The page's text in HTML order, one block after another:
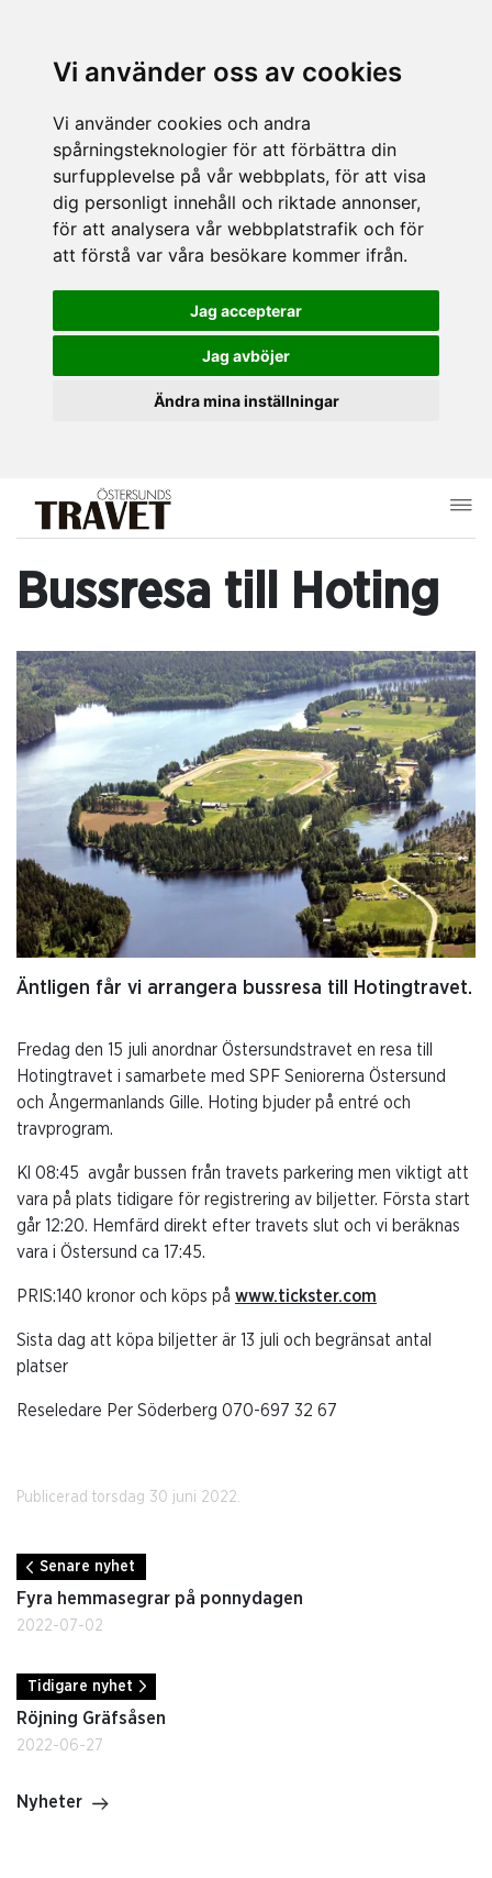
Vi använder oss av cookies
Vi använder cookies och andra
spårningsteknologier för att förbättra din
surfupplevelse på vår webbplats, för att visa
dig personligt innehåll och riktade annonser,
för att analysera vår webbplatstrafik och för
att förstå var våra besökare kommer ifrån.
Jag accepterar
Jag avböjer
Ändra mina inställningar
Bussresa till Hoting
Äntligen får vi arrangera bussresa till Hotingtravet.
Fredag den 15 juli anordnar Östersundstravet en resa till
Hotingtravet i samarbete med SPF Seniorerna Östersund
och Ångermanlands Gille. Hoting bjuder på entré och
travprogram.
Kl 08:45 avgår bussen från travets parkering men viktigt att
vara på plats tidigare för registrering av biljetter. Första start
går 12:20. Hemfärd direkt efter travets slut och vi beräknas
vara i Östersund ca 17:45.
PRIS:140 kronor och köps på www.tickster.com
Sista dag att köpa biljetter är 13 juli och begränsat antal
platser
Reseledare Per Söderberg 070-697 32 67
Publicerad torsdag 30 juni 2022.
Senare nyhet
Fyra hemmasegrar på ponnydagen
2022-07-02
Tidigare nyhet
Röjning Gräfsåsen
2022-06-27
Nyheter